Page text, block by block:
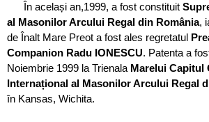
În același an,1999, a fost constituit
al Masonilor Arcului Regal din România,
de Înalt Mare Preot a fost ales regretatul
Companion Radu IONESCU. Patenta a
Noiembrie 1999 la Trienala Marelui Capitul
Internațional al Masonilor Arcului Regal
în Kansas, Wichita.